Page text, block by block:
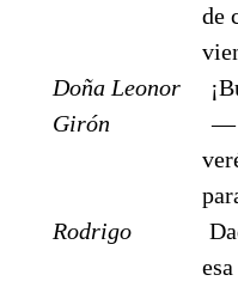
de
vienen
Doña Leonor
Girón —
veréis qué
para ser
Rodrigo Dad
esa